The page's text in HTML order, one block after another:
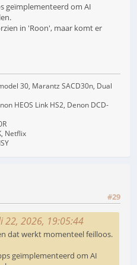
geïmplementeerd om AI
in 'Roon', maar komt er
30, Marantz SACD30n, Dual
HEOS Link HS2, Denon DCD-
Netflix
#29
22, 2026, 19:05:44
dat werkt momenteel feilloos.
geïmplementeerd om AI